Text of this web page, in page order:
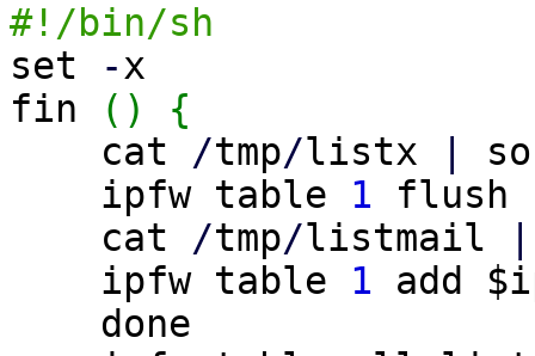
#!/bin/sh
set
-x
fin
( )
{
cat /tmp/listx
ipfw table 1 flush
cat /tmp/listmail
ipfw table 1 add
done